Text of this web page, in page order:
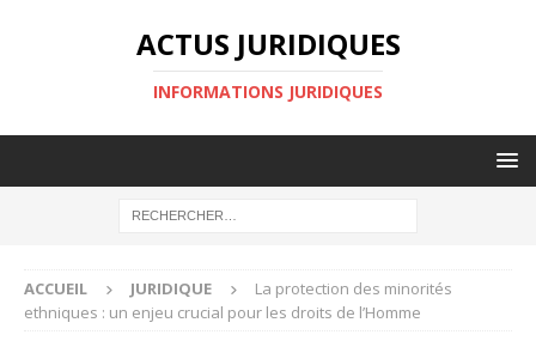
ACTUS JURIDIQUES
INFORMATIONS JURIDIQUES
ACCUEIL JURIDIQUE
La protection des minorités
ethniques : un enjeu crucial pour les droits de l’Homme